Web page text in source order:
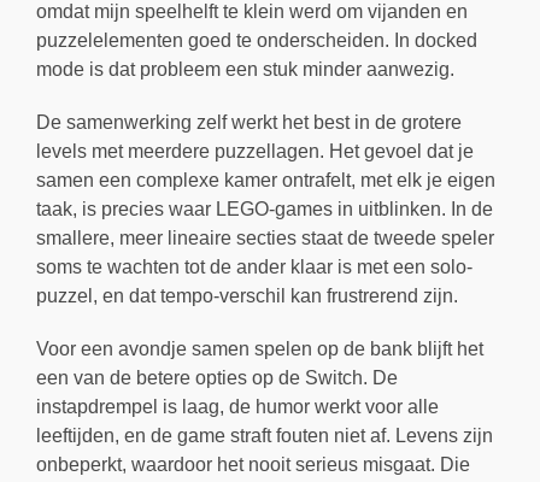
omdat mijn speelhelft te klein werd om vijanden en
puzzelelementen goed te onderscheiden. In docked
mode is dat probleem een stuk minder aanwezig.
De samenwerking zelf werkt het best in de grotere
levels met meerdere puzzellagen. Het gevoel dat je
samen een complexe kamer ontrafelt, met elk je eigen
taak, is precies waar LEGO-games in uitblinken. In de
smallere, meer lineaire secties staat de tweede speler
soms te wachten tot de ander klaar is met een solo-
puzzel, en dat tempo-verschil kan frustrerend zijn.
Voor een avondje samen spelen op de bank blijft het
een van de betere opties op de Switch. De
instapdrempel is laag, de humor werkt voor alle
leeftijden, en de game straft fouten niet af. Levens zijn
onbeperkt, waardoor het nooit serieus misgaat. Die